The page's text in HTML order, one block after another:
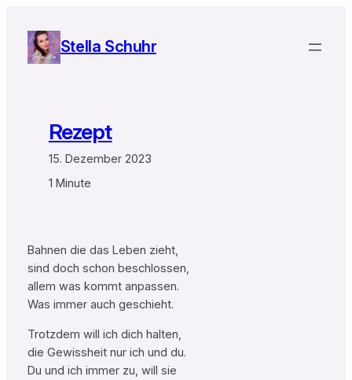
Inhalt
springen
Stella Schuhr
Rezept
15. Dezember 2023
1 Minute
Bahnen die das Leben zieht,
sind doch schon beschlossen,
allem was kommt anpassen.
Was immer auch geschieht.
Trotzdem will ich dich halten,
die Gewissheit nur ich und du.
Du und ich immer zu, will sie